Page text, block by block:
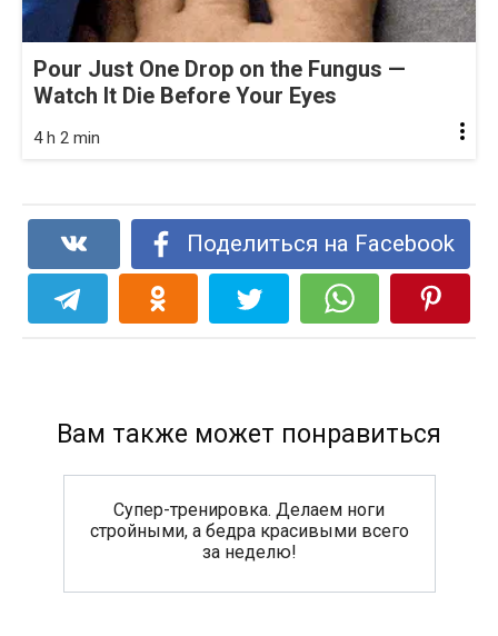
Pour Just One Drop on the Fungus —
Watch It Die Before Your Eyes
4 h 2 min
Поделиться на Facebook
Вам также может понравиться
Супер-тренировка. Делаем ноги
стройными, а бедра красивыми всего
за неделю!